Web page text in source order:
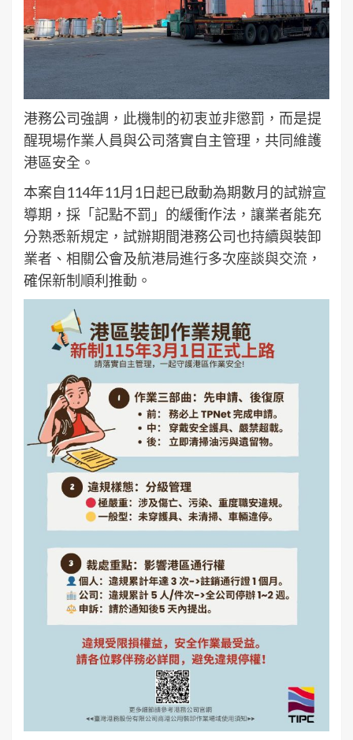
港務公司強調，此機制的初衷並非懲罰，而是提
醒現場作業人員與公司落實自主管理，共同維護
港區安全。
本案自114年11月1日起已啟動為期數月的試辦宣
導期，採「記點不罰」的緩衝作法，讓業者能充
分熟悉新規定，試辦期間港務公司也持續與裝卸
業者、相關公會及航港局進行多次座談與交流，
確保新制順利推動。